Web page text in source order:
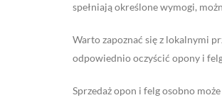
spełniają określone wymogi,
Warto zapoznać się z lokalnymi
odpowiednio oczyścić opony i
Sprzedaż opon i felg osobno